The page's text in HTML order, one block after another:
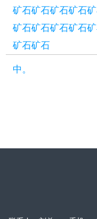
矿石矿石矿石矿石
矿石矿石矿石矿石
矿石矿石
中。